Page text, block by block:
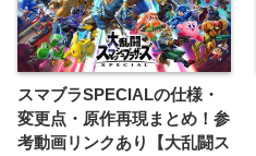
スマブラSPECIALの仕様・
変更点・原作再現まとめ！参
考動画リンクあり【大乱闘ス